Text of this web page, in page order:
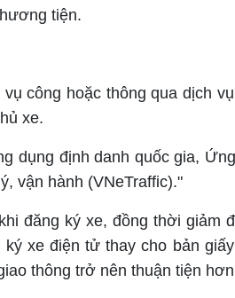
tiện.
công hoặc thông qua dịch
xe.
dụng định danh quốc gia,
vận hành (VNeTraffic)."
đăng ký xe, đồng thời giảm
xe điện tử thay cho bản
thông trở nên thuận tiện